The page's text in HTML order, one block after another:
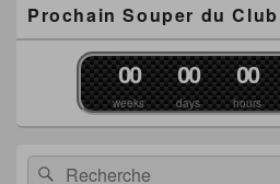
Prochain Souper du Club
weeks
00
days
00
hours
00
Recherche :Rechercher